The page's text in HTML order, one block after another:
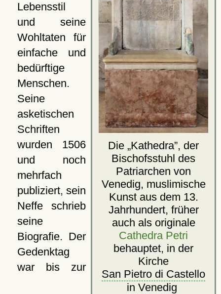
Die Kathedra , der
Bischofsstuhl des
Patriarchen von
Venedig, muslimische
Kunst aus dem 13.
Jahrhundert, früher
auch als originale
Cathedra Petri
behauptet, in der
Kirche
San Pietro di Castello
in Venedig
Lebensstil
und seine
Wohltaten für
einfache und
bedürftige
Menschen.
Seine
asketischen
Schriften
wurden 1506
und noch
mehrfach
publiziert, sein
Neffe schrieb
seine
Biografie. Der
Gedenktag
war bis zur